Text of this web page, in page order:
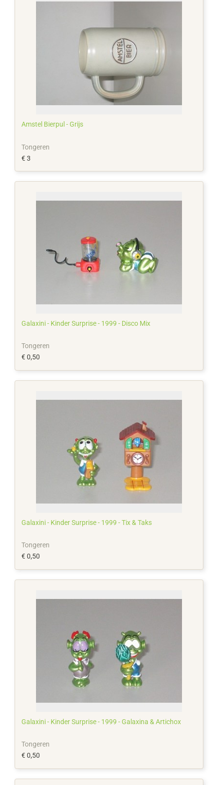
Amstel Bierpul - Grijs
Tongeren
€ 3
Galaxini - Kinder Surprise - 1999 - Disco Mix
Tongeren
€ 0,50
Galaxini - Kinder Surprise - 1999 - Tix & Taks
Tongeren
€ 0,50
Galaxini - Kinder Surprise - 1999 - Galaxina & Artichox
Tongeren
€ 0,50